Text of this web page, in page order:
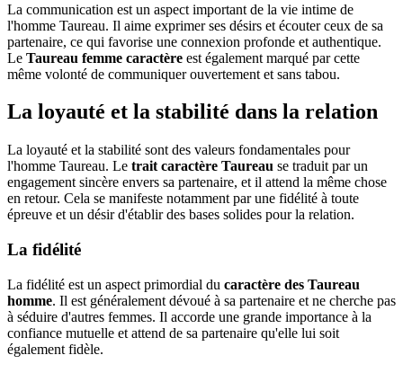
La communication est un aspect important de la vie intime de
l'homme Taureau. Il aime exprimer ses désirs et écouter ceux de sa
partenaire, ce qui favorise une connexion profonde et authentique.
Le Taureau femme caractère est également marqué par cette
même volonté de communiquer ouvertement et sans tabou.
La loyauté et la stabilité dans la relation
La loyauté et la stabilité sont des valeurs fondamentales pour
l'homme Taureau. Le trait caractère Taureau se traduit par un
engagement sincère envers sa partenaire, et il attend la même chose
en retour. Cela se manifeste notamment par une fidélité à toute
épreuve et un désir d'établir des bases solides pour la relation.
La fidélité
La fidélité est un aspect primordial du caractère des Taureau
homme. Il est généralement dévoué à sa partenaire et ne cherche pas
à séduire d'autres femmes. Il accorde une grande importance à la
confiance mutuelle et attend de sa partenaire qu'elle lui soit
également fidèle.